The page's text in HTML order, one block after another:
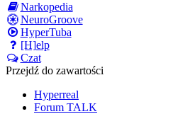
Narkopedia
NeuroGroove
HyperTuba
[H]elp
Czat
Przejdź do zawartości
Hyperreal
Forum TALK